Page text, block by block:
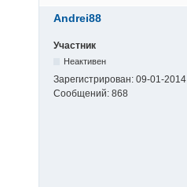
Andrei88
Участник
Неактивен
Зарегистрирован: 09-01-2014
Сообщений: 868